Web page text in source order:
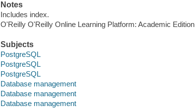
Notes
Includes index.
O'Reilly O'Reilly Online Learning Platform: Academic
Subjects
PostgreSQL
PostgreSQL
PostgreSQL
Database management
Database management
Database management